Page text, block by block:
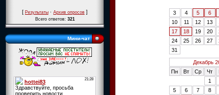
[Результаты·Архив опросов]
Всего ответов:321
Мини-чат
3 4 5
6
10
11 12 13
17
18 19 20
24
25 26 27
31
Декабрь
Пн
Вт Ср Чт
1
5
6 7
8